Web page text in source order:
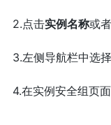
2.点击实例名称或者
3.左侧导航栏中选择
4.在实例安全组页